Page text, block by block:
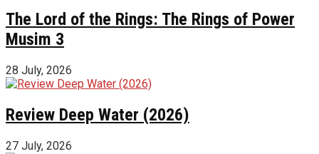
The Lord of the Rings: The Rings of Power
Musim 3
28 July, 2026
Review Deep Water (2026)
27 July, 2026